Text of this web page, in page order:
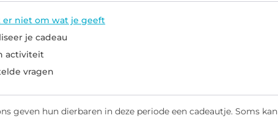
er niet om wat je geeft
je cadeau
activiteit
vragen
geven hun dierbaren in deze periode een cadeautje. Soms kan